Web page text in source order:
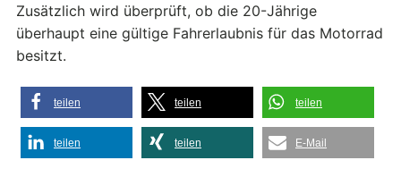
Zusätzlich wird überprüft, ob die 20-Jährige
überhaupt eine gültige Fahrerlaubnis für das Motorrad
besitzt.
teilen teilen teilen
teilen teilen E-Mail